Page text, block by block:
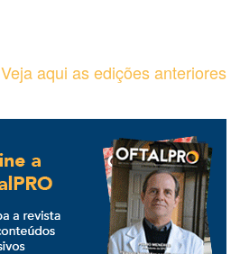
Veja aqui as edições anteriores